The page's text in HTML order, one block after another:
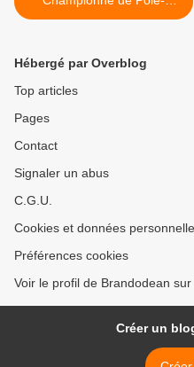
Dance... et la TV.
Hébergé par Overblog
Top articles
Pages
Contact
Signaler un abus
C.G.U.
Cookies et données
Préférences cookies
Voir le profil de Brandodean
Créer un